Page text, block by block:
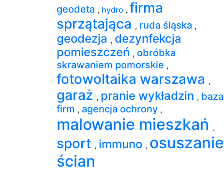
geodeta , hydro , firma
sprzątająca , ruda śląska ,
geodezja , dezynfekcja
pomieszczeń , obróbka
skrawaniem pomorskie ,
fotowoltaika warszawa ,
garaż , pranie wykładzin , baza
firm , agencja ochrony ,
malowanie mieszkań ,
sport , immuno , osuszanie
ścian